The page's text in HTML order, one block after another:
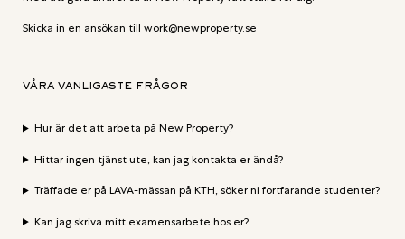
Skicka in en ansökan till work@newproperty.se
VÅRA VANLIGASTE FRÅGOR
Hur är det att arbeta på New Property?
Hittar ingen tjänst ute, kan jag kontakta er ändå?
Träffade er på LAVA-mässan på KTH, söker ni fortfarande studenter?
Kan jag skriva mitt examensarbete hos er?